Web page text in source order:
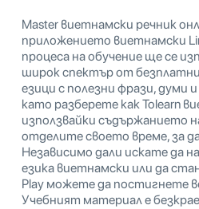
Master виетнамски речник
приложението виетнамски
процеса на обучение ще се
широк спектър от
езици с полезни фрази, думи
като разберете как Tolearn
използвайки съдържанието
отделите своето време, за
Независимо дали искате да
езика виетнамски или да
Play можете да постигнете
Учебният материал е